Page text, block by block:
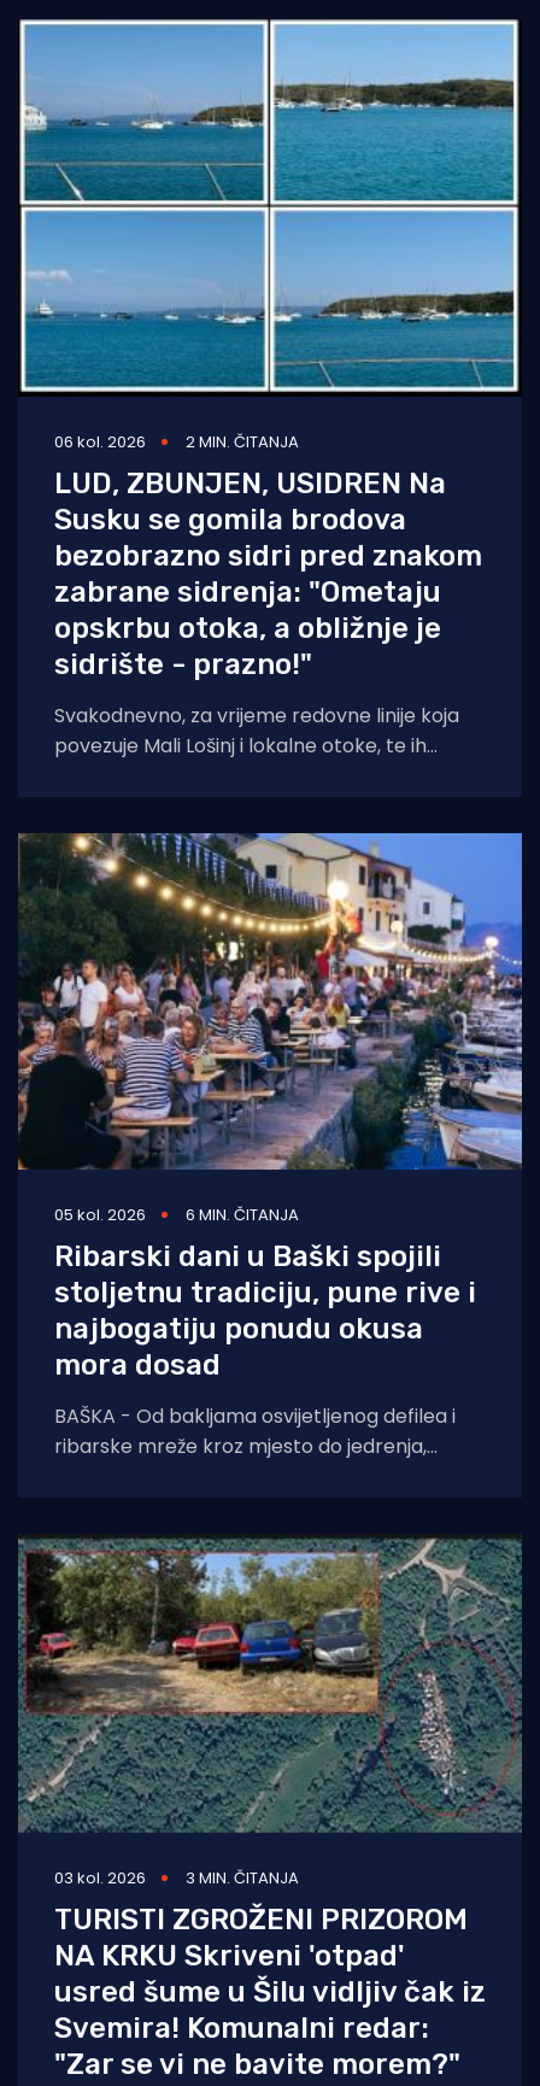
06 kol. 2026 2 MIN. ČITANJA
LUD, ZBUNJEN, USIDREN Na
Susku se gomila brodova
bezobrazno sidri pred znakom
zabrane sidrenja: "Ometaju
opskrbu otoka, a obližnje je
sidrište - prazno!"
Svakodnevno, za vrijeme redovne linije koja
povezuje Mali Lošinj i lokalne otoke, te ih
05 kol. 2026 6 MIN. ČITANJA
Ribarski dani u Baški spojili
stoljetnu tradiciju, pune rive i
najbogatiju ponudu okusa
mora dosad
BAŠKA - Od bakljama osvijetljenog defilea i
ribarske mreže kroz mjesto do jedrenja,
03 kol. 2026 3 MIN. ČITANJA
TURISTI ZGROŽENI PRIZOROM
NA KRKU Skriveni 'otpad'
usred šume u Šilu vidljiv čak iz
Svemira! Komunalni redar:
"Zar se vi ne bavite morem?"